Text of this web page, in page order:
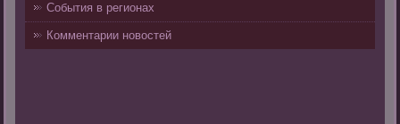
События в регионах
Комментарии новостей